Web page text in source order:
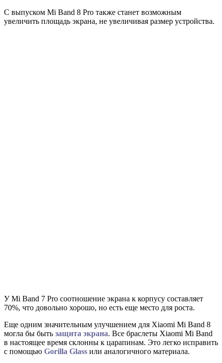
С выпуском Mi Band 8 Pro также станет возможным
увеличить площадь экрана, не увеличивая размер устройства.
У Mi Band 7 Pro соотношение экрана к корпусу составляет
70%, что довольно хорошо, но есть еще место для роста.
Еще одним значительным улучшением для Xiaomi Mi Band 8
могла бы быть защита экрана. Все браслеты Xiaomi Mi Band
в настоящее время склонны к царапинам. Это легко исправить
с помощью Gorilla Glass или аналогичного материала.